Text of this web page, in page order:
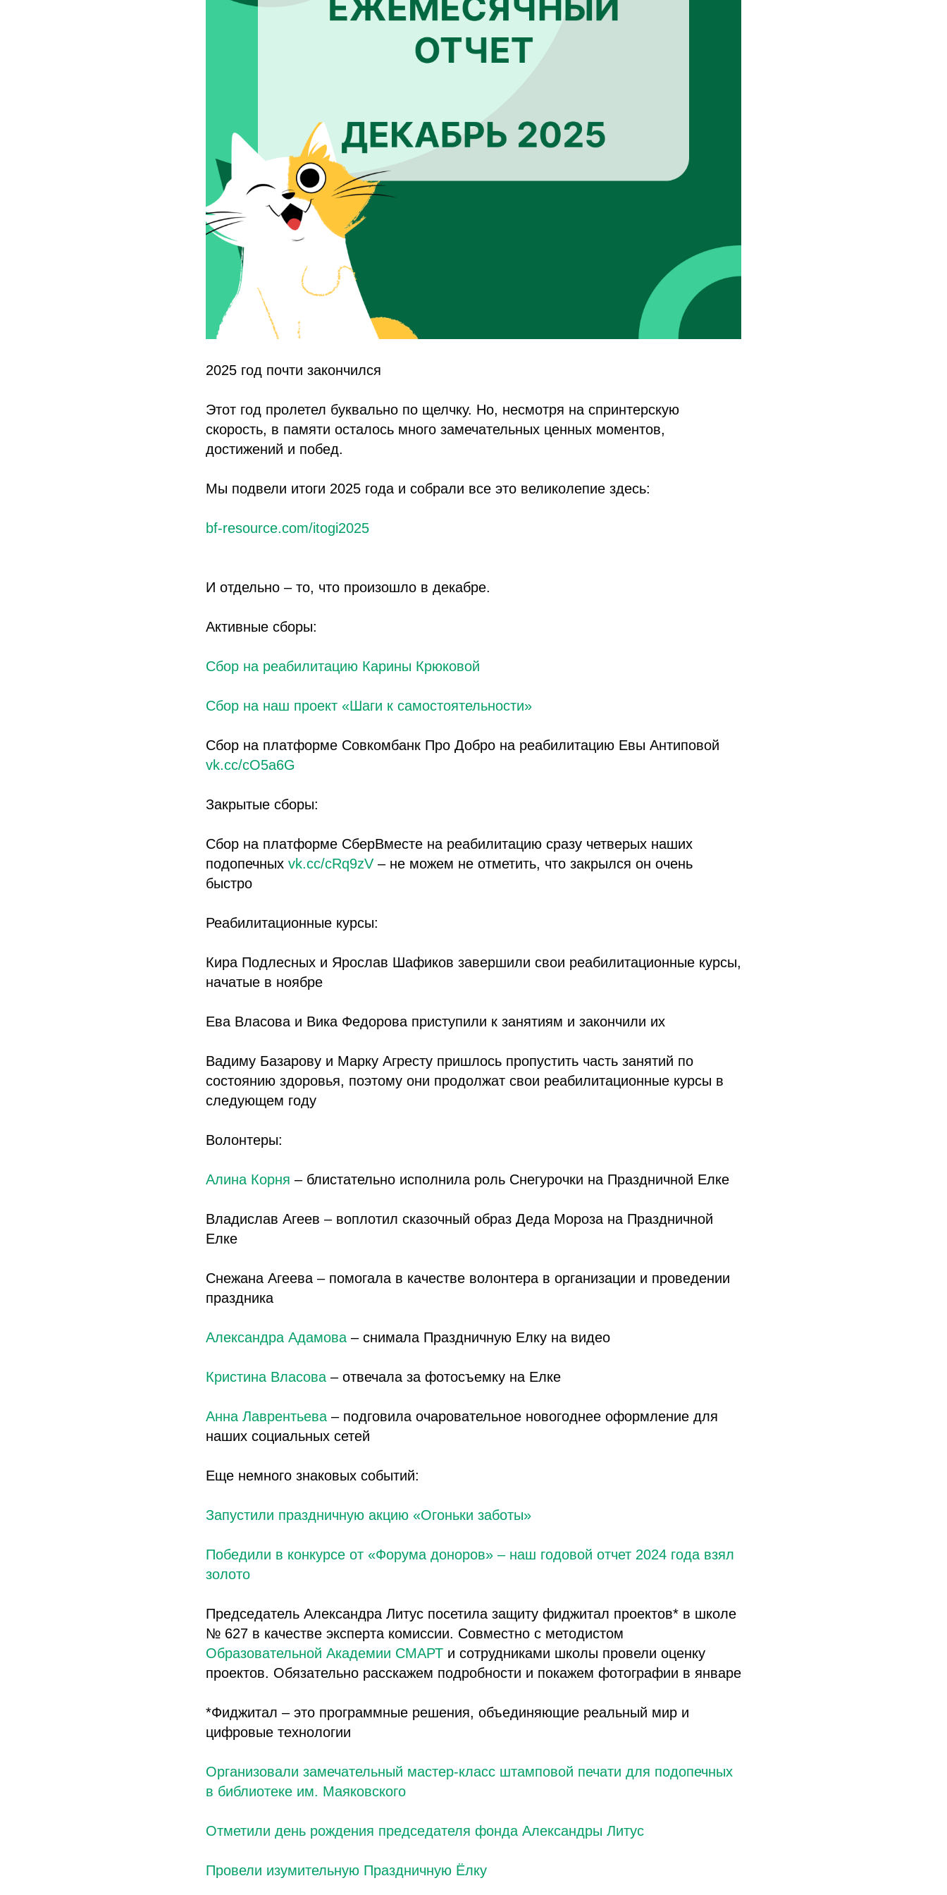
2025 год почти закончился
Этот год пролетел буквально по щелчку. Но, несмотря на спринтерскую
скорость, в памяти осталось много замечательных ценных моментов,
достижений и побед.
Мы подвели итоги 2025 года и собрали все это великолепие здесь:
bf-resource.com/itogi2025
И отдельно – то, что произошло в декабре.
Активные сборы:
Сбор на реабилитацию Карины Крюковой
Сбор на наш проект «Шаги к самостоятельности»
Сбор на платформе Совкомбанк Про Добро на реабилитацию Евы Антиповой
vk.cc/cO5a6G
Закрытые сборы:
Сбор на платформе СберВместе на реабилитацию сразу четверых наших
подопечных vk.cc/cRq9zV – не можем не отметить, что закрылся он очень
быстро
Реабилитационные курсы:
Кира Подлесных и Ярослав Шафиков завершили свои реабилитационные курсы,
начатые в ноябре
Ева Власова и Вика Федорова приступили к занятиям и закончили их
Вадиму Базарову и Марку Агресту пришлось пропустить часть занятий по
состоянию здоровья, поэтому они продолжат свои реабилитационные курсы в
следующем году
Волонтеры:
Алина Корня – блистательно исполнила роль Снегурочки на Праздничной Елке
Владислав Агеев – воплотил сказочный образ Деда Мороза на Праздничной
Елке
Снежана Агеева – помогала в качестве волонтера в организации и проведении
праздника
Александра Адамова – снимала Праздничную Елку на видео
Кристина Власова – отвечала за фотосъемку на Елке
Анна Лаврентьева – подговила очаровательное новогоднее оформление для
наших социальных сетей
Еще немного знаковых событий:
Запустили праздничную акцию «Огоньки заботы»
Победили в конкурсе от «Форума доноров» – наш годовой отчет 2024 года взял
золото
Председатель Александра Литус посетила защиту фиджитал проектов* в школе
№ 627 в качестве эксперта комиссии. Совместно с методистом
Образовательной Академии СМАРТ и сотрудниками школы провели оценку
проектов. Обязательно расскажем подробности и покажем фотографии в январе
*Фиджитал – это программные решения, объединяющие реальный мир и
цифровые технологии
Организовали замечательный мастер-класс штамповой печати для подопечных
в библиотеке им. Маяковского
Отметили день рождения председателя фонда Александры Литус
Провели изумительную Праздничную Ёлку